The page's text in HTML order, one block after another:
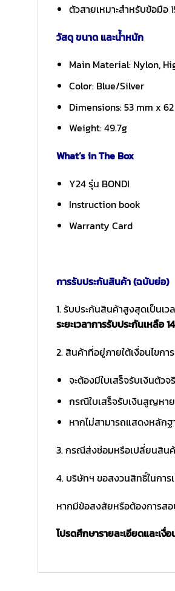
ตัวสายเหมาะสำหรับข้อมือ
วัสดุ ขนาด และน้ำหนัก
Main Material: Nylon,
Color: Blue/Silver
Dimensions: 53 mm x
Weight: 49.7g
What’s in The Box
Y24 รุ่น BONDI
Instruction book
Warranty Card
การรับประกันสินค้า (ฉบับย่อ)
1. รับประกันสินค้าสูงสุดเป็นเ
ระยะเวลาการรับประกันเหลือ
2. สินค้าที่อยู่ภายใต้เงื่อนไขก
จะต้องมีใบเสร็จรับเงินตัว
กรณีใบเสร็จรับเงินสูญหา
หากไม่สามารถแสดงหลัก
3. กรณีส่งซ่อมหรือเปลี่ยนสิ
4. บริษัทฯ ขอสงวนสิทธิ์ในการ
หากมีข้อสงสัยหรือต้องการสอ
โปรดศึกษารายละเอียดและเ